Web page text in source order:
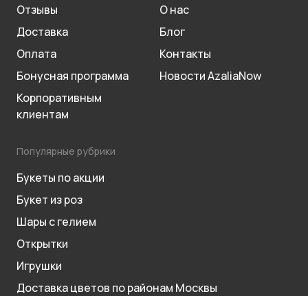
Отзывы
Доставка
Оплата
Бонусная программа
Корпоративным
клиентам
О нас
Блог
Контакты
Новости AzaliaNow
Популярные рубрики
Букеты по акции
Букет из роз
Шары с гелием
Открытки
Игрушки
Доставка цветов по районам Москвы